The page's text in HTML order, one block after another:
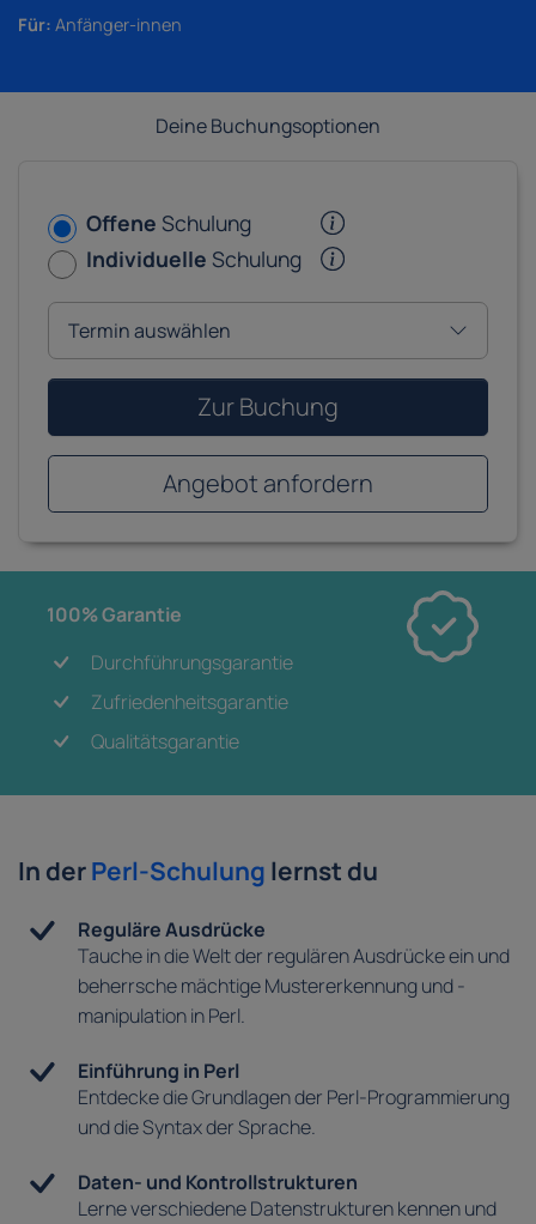
Für: Anfänger-innen
In derPerl-Schulung lernst du
Reguläre Ausdrücke
Tauche in die Welt der regulären Ausdrücke ein und
beherrsche mächtige Mustererkennung und -
manipulation in Perl.
Einführung in Perl
Entdecke die Grundlagen der Perl-Programmierung
und die Syntax der Sprache.
Daten- und Kontrollstrukturen
Lerne verschiedene Datenstrukturen kennen und
Deine Buchungsoptionen
Offene Schulung
Individuelle Schulung
Zur Buchung
Angebot anfordern
100% Garantie
Durchführungsgarantie
Zufriedenheitsgarantie
Qualitätsgarantie